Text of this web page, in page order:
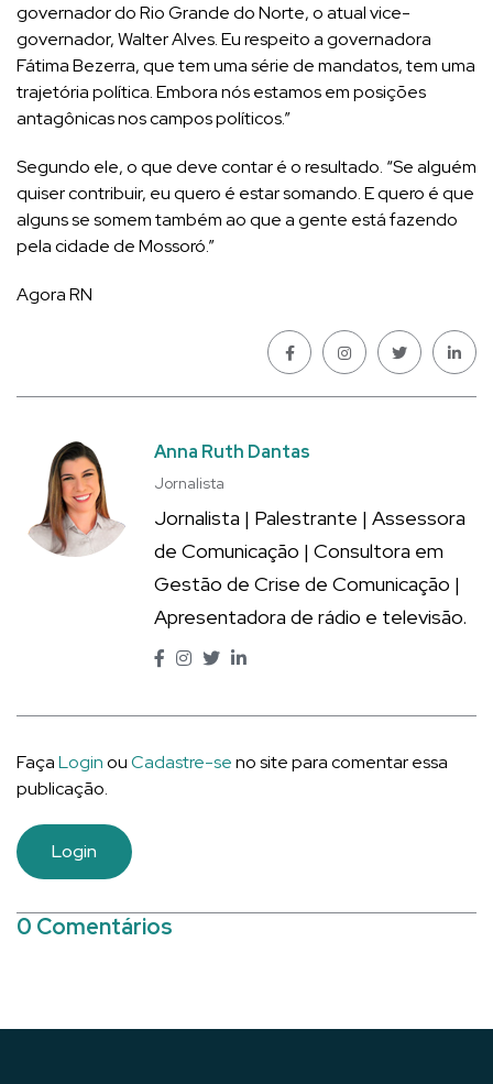
governador do Rio Grande do Norte, o atual vice-
governador, Walter Alves. Eu respeito a governadora
Fátima Bezerra, que tem uma série de mandatos, tem uma
trajetória política. Embora nós estamos em posições
antagônicas nos campos políticos.”
Segundo ele, o que deve contar é o resultado. “Se alguém
quiser contribuir, eu quero é estar somando. E quero é que
alguns se somem também ao que a gente está fazendo
pela cidade de Mossoró.”
Agora RN
Anna Ruth Dantas
Jornalista
Jornalista | Palestrante | Assessora
de Comunicação | Consultora em
Gestão de Crise de Comunicação |
Apresentadora de rádio e televisão.
FaçaLoginouCadastre-seno site para comentar essa
publicação.
Login
0 Comentários